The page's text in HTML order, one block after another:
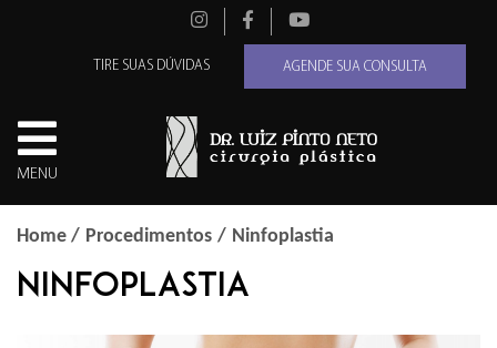
TIRE SUAS DÚVIDAS AGENDE SUA CONSULTA
MENU
Home / Procedimentos / Ninfoplastia
Ninfoplastia
TIRE SUAS DÚVIDAS
AGENDAR CONSULTA